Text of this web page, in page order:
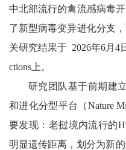
中北部流行的禽流感病毒
了新型病毒变异进化分支
关研究结果于 2026年6月4
ctions上。
研究团队基于前期建
和进化分型平台（Nature
要发现：老挝境内流行的
明显遗传距离，划分为新